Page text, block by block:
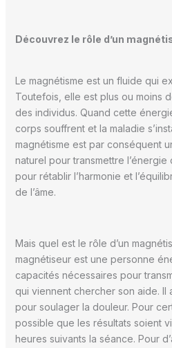
Découvrez le rôle d’un
Le magnétisme est un fluide qui
Toutefois, elle est plus ou moins
des individus. Quand cette
corps souffrent et la maladie
magnétisme est par conséquent
naturel pour transmettre l’énergie
pour rétablir l’harmonie et
de l’âme.
Mais quel est le rôle d’un
magnétiseur est une personne
capacités nécessaires pour
qui viennent chercher son aide. Il
pour soulager la douleur. Pour
possible que les résultats soient
heures suivants la séance. Pour